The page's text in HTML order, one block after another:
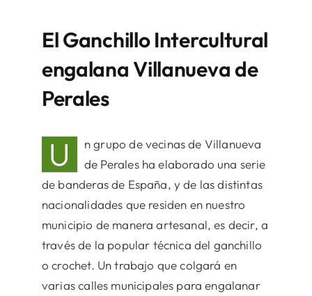
El Ganchillo Intercultural
engalana Villanueva de
Perales
U
n grupo de vecinas de Villanueva
de Perales ha elaborado una serie
de banderas de España, y de las distintas
nacionalidades que residen en nuestro
municipio de manera artesanal, es decir, a
través de la popular técnica del ganchillo
o crochet. Un trabajo que colgará en
varias calles municipales para engalanar